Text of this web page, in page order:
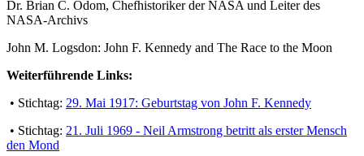
Dr. Brian C. Odom, Chefhistoriker der NASA und Leiter des
NASA-Archivs
John M. Logsdon: John F. Kennedy and The Race to the Moon
Weiterführende Links:
• Stichtag: 29. Mai 1917: Geburtstag von John F. Kennedy
• Stichtag: 21. Juli 1969 - Neil Armstrong betritt als erster Mensch
den Mond